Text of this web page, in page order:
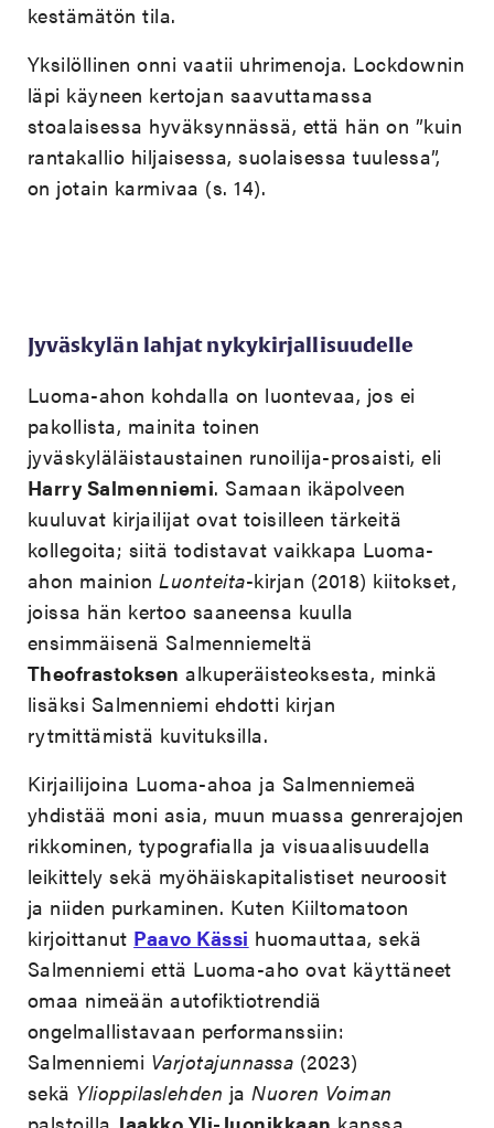
kestämätön tila.
Yksilöllinen onni vaatii uhrimenoja. Lockdownin
läpi käyneen kertojan saavuttamassa
stoalaisessa hyväksynnässä, että hän on ”kuin
rantakallio hiljaisessa, suolaisessa tuulessa”,
on jotain karmivaa (s. 14).
Jyväskylän lahjat nykykirjallisuudelle
Luoma-ahon kohdalla on luontevaa, jos ei
pakollista, mainita toinen
jyväskyläläistaustainen runoilija-prosaisti, eli
Harry Salmenniemi. Samaan ikäpolveen
kuuluvat kirjailijat ovat toisilleen tärkeitä
kollegoita; siitä todistavat vaikkapa Luoma-
ahon mainionLuonteita-kirjan (2018) kiitokset,
joissa hän kertoo saaneensa kuulla
ensimmäisenä Salmenniemeltä
Theofrastoksen alkuperäisteoksesta, minkä
lisäksi Salmenniemi ehdotti kirjan
rytmittämistä kuvituksilla.
Kirjailijoina Luoma-ahoa ja Salmenniemeä
yhdistää moni asia, muun muassa genrerajojen
rikkominen, typografialla ja visuaalisuudella
leikittely sekä myöhäiskapitalistiset neuroosit
ja niiden purkaminen. Kuten Kiiltomatoon
kirjoittanut Paavo Kässi huomauttaa, sekä
Salmenniemi että Luoma-aho ovat käyttäneet
omaa nimeään autofiktiotrendiä
ongelmallistavaan performanssiin:
Salmenniemi Varjotajunnassa (2023)
sekä Ylioppilaslehden jaNuoren Voiman